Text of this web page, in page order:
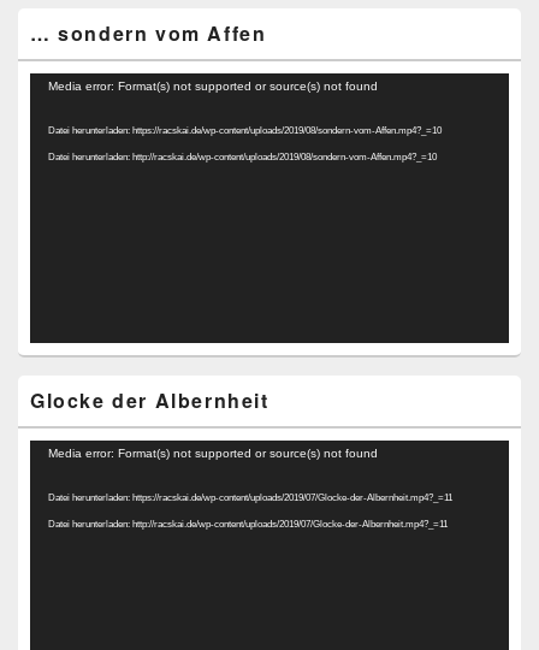
… sondern vom Affen
Video-
Media error: Format(s) not supported or source(s) not found
Datei herunterladen: https://racskai.de/wp-content/uploads/2019/08/sondern-vom-Affen.mp4?_=10
Datei herunterladen: http://racskai.de/wp-content/uploads/2019/08/sondern-vom-Affen.mp4?_=10
Glocke der Albernheit
Video-
Media error: Format(s) not supported or source(s) not found
Datei herunterladen: https://racskai.de/wp-content/uploads/2019/07/Glocke-der-Albernheit.mp4?_=11
Datei herunterladen: http://racskai.de/wp-content/uploads/2019/07/Glocke-der-Albernheit.mp4?_=11